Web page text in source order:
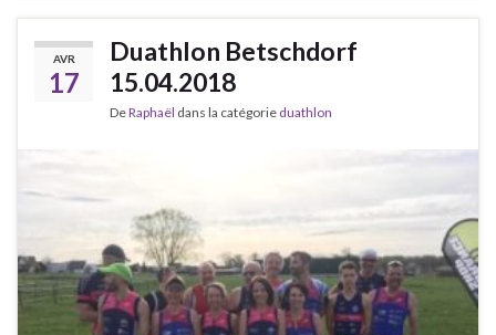
AVR
17
Duathlon Betschdorf
15.04.2018
DeRaphaël dans la catégorie duathlon